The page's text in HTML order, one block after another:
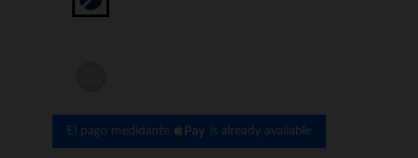
El pago medidante is already available